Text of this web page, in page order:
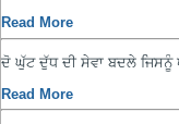
Read More
ਦੋ ਘੁੱਟ ਦੁੱਧ ਦੀ ਸੇਵਾ ਬਦਲੇ ਜਿਸਨੂੰ
Read More